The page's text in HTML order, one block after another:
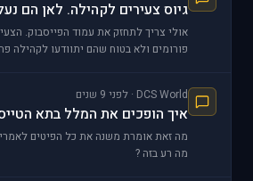
גיוס צעירים לקהילה. לאן הם
אולי צריך לתחזק את עמוד הפייסבוק.
פורומים ולא בטוח שהם יתוודעו לקהילה
DCS World · לפני 9 שנים
מה זאת אומרת משנה את כל הפיטים
מה רע בזה ?